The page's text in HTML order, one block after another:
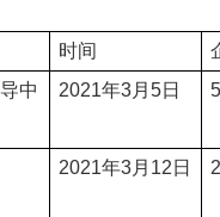
时间
中
2021年3月5日
2021年3月12日